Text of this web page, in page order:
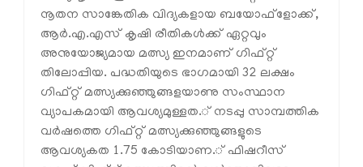
നൂതന സാങ്കേതിക വിദ്യകളായ ബയോഫ്ളോക്ക്,
ആര്‍.എ.എസ് കൃഷി രീതികള്‍ക്ക് ഏറ്റവും
അനുയോജ്യമായ മത്സ്യ ഇനമാണ് ഗിഫ്റ്റ്
തിലോപ്പിയ. പദ്ധതിയുടെ ഭാഗമായി 32 ലക്ഷം
ഗിഫ്റ്റ് മത്സ്യക്കുഞ്ഞുങ്ങളയാണു സംസ്ഥാന
വ്യാപകമായി ആവശ്യമുള്ളത.് നടപ്പു സാമ്പത്തിക
വര്‍ഷത്തെ ഗിഫ്റ്റ് മത്സ്യക്കുഞ്ഞുങ്ങളുടെ
ആവശ്യകത 1.75 കോടിയാണ.് ഫിഷറീസ്